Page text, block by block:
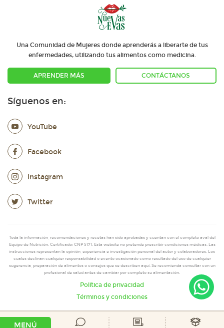
Una Comunidad de Mujeres donde aprenderás a liberarte de tus
enfermedades, utilizando tus alimentos como medicina.
APRENDER MÁS CONTÁCTANOS
Síguenos en:
YouTube
Facebook
Instagram
Twitter
Toda la información, recomendaciones y recetas han sido aprobadas y cuentan con el completo aval del
Equipo de Nutrición. Certificado: CNP 5171. Esta website no pretende prescribir condiciones médicas. Las
instrucciones representan la opinión, experiencia e investigación personal del autor y colaboradores. Los
cuales declinan cualquier responsabilidad o evento ocasionado como resultado del uso de cualquier
sugerencia, preparación de alimentos o consejos que se describen aquí. Se recomienda consultar con un
profesional de salud antes de cambiar por completo su alimentación.
Política de privacidad
Términos y condiciones
MENÚ